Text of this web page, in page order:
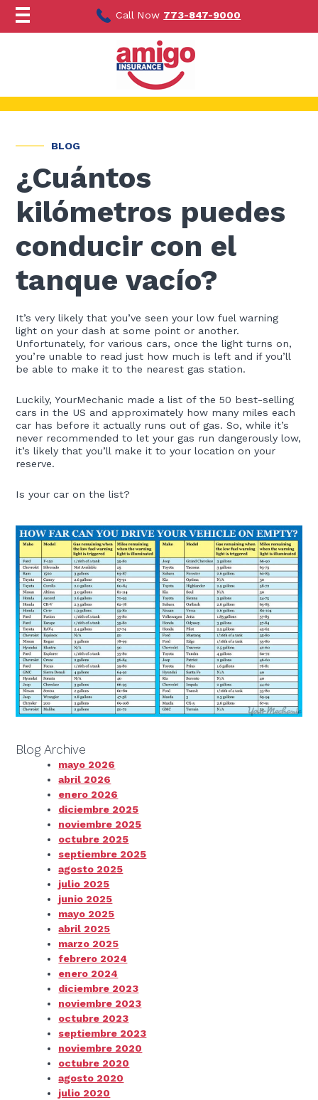
contenido
Call Now 773-847-9000
BLOG
¿Cuántos
kilómetros puedes
conducir con el
tanque vacío?
It’s very likely that you’ve seen your low fuel warning
light on your dash at some point or another.
Unfortunately, for various cars, once the light turns on,
you’re unable to read just how much is left and if you’ll
be able to make it to the nearest gas station.
Luckily, YourMechanic made a list of the 50 best-selling
cars in the US and approximately how many miles each
car has before it actually runs out of gas. So, while it’s
never recommended to let your gas run dangerously low,
it’s likely that you’ll make it to your location on your
reserve.
Is your car on the list?
Blog Archive
mayo 2026
abril 2026
enero 2026
diciembre 2025
noviembre 2025
octubre 2025
septiembre 2025
agosto 2025
julio 2025
junio 2025
mayo 2025
abril 2025
marzo 2025
febrero 2024
enero 2024
diciembre 2023
noviembre 2023
octubre 2023
septiembre 2023
noviembre 2020
octubre 2020
agosto 2020
julio 2020